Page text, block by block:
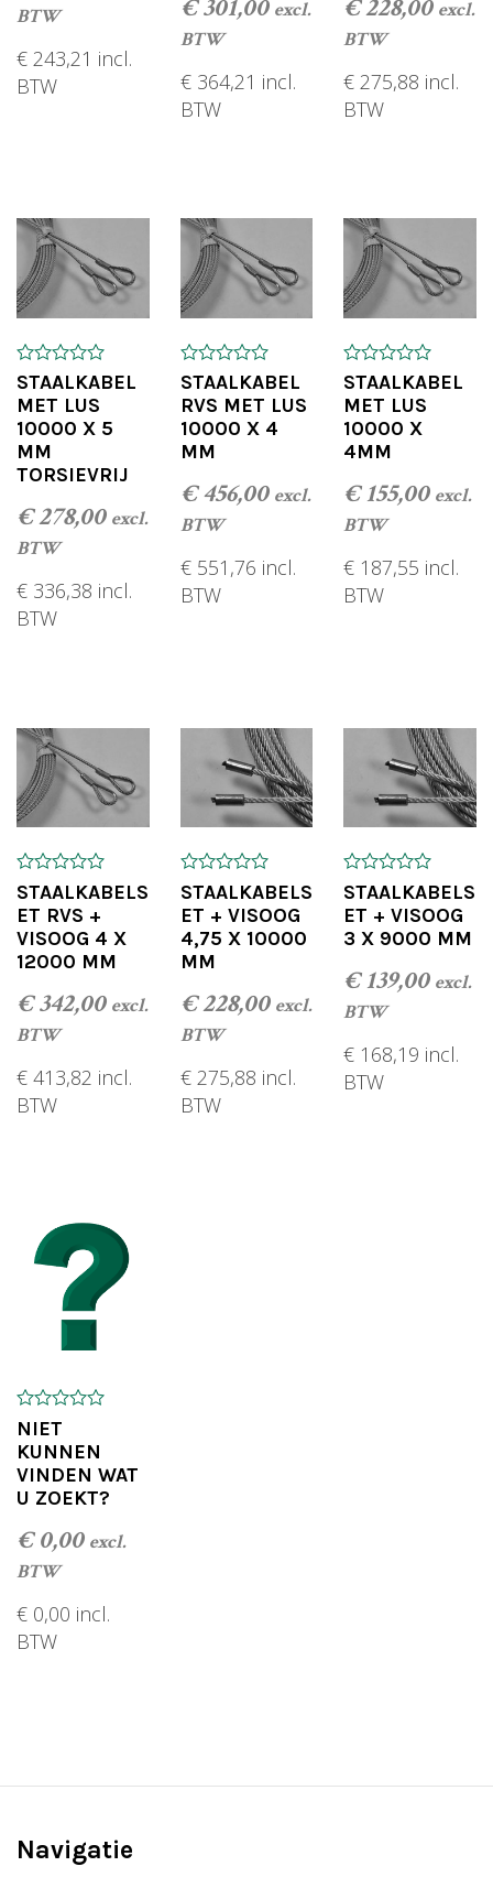
t
i
o
BTW
€ 243,21 incl.
BTW
€301,00 excl.
BTW
€364,21 incl.
BTW
€228,00 excl.
BTW
€ 275,88 incl.
BTW
0
o
u
t
o
f
STAALKABEL
MET LUS
10000 X 5
MM
TORSIEVRIJ
€278,00 excl.
BTW
€ 336,38 incl.
BTW
0
o
u
t
o
f
STAALKABEL
RVS MET LUS
10000 X 4
MM
€456,00 excl.
BTW
€551,76 incl.
BTW
0
o
u
t
o
f
STAALKABEL
MET LUS
10000 X
4MM
€155,00 excl.
BTW
€ 187,55 incl.
BTW
0
o
u
t
o
f
STAALKABELS
ET RVS +
VISOOG 4 X
12000 MM
€342,00 excl.
BTW
€ 413,82 incl.
BTW
0
o
u
t
o
f
STAALKABELS
ET + VISOOG
4,75 X 10000
MM
€228,00 excl.
BTW
€275,88 incl.
BTW
0
o
u
t
5
STAALKABELS
ET + VISOOG
3 X 9000 MM
€139,00 excl.
BTW
€ 168,19 incl.
BTW
0
o
u
t
o
f
NIET
KUNNEN
VINDEN WAT
U ZOEKT?
€0,00 excl.
BTW
€ 0,00 incl.
BTW
Navigatie